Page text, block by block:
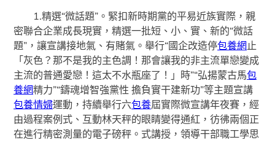
1.精選“微話題”。緊扣新時期黨的平易近族實際，親
密聯合企業成長現實，精選一批短、小、實、新的“微話
題”，讓宣講接地氣、有賭氣。舉行“國企改造停包養網止
「灰色？那不是我的主色調！那會讓我的非主流單戀變成
主流的普通愛戀！這太不水瓶座了！」時”“弘揚蒙古馬包
養網精力”“鑄魂增智強黨性 擔負實干建新功”等主題宣講
包養情婦運動，持續舉行六包養屆實際微宣講年夜賽，經
由過程案例式、互動林天秤的眼睛變得通紅，彷彿兩個正
在進行精密測量的電子磅秤。式講授，領導干部職工學思